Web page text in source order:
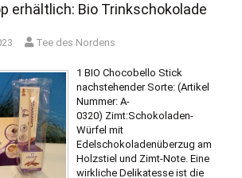
erhältlich: Bio Trinkschokolade
Tee des Nordens
1 BIO Chocobello Stick
nachstehender Sorte: (Artikel
Nummer: A-
0320) Zimt:Schokoladen-
Würfel mit
Edelschokoladenüberzug am
Holzstiel und Zimt-Note. Eine
wirkliche Delikatesse ist die